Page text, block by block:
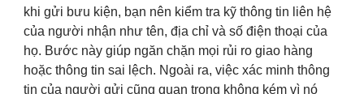
khi gửi bưu kiện, bạn nên kiểm tra kỹ thông tin liên hệ
của người nhận như tên, địa chỉ và số điện thoại của
họ. Bước này giúp ngăn chặn mọi rủi ro giao hàng
hoặc thông tin sai lệch. Ngoài ra, việc xác minh thông
tin của người gửi cũng quan trọng không kém vì nó